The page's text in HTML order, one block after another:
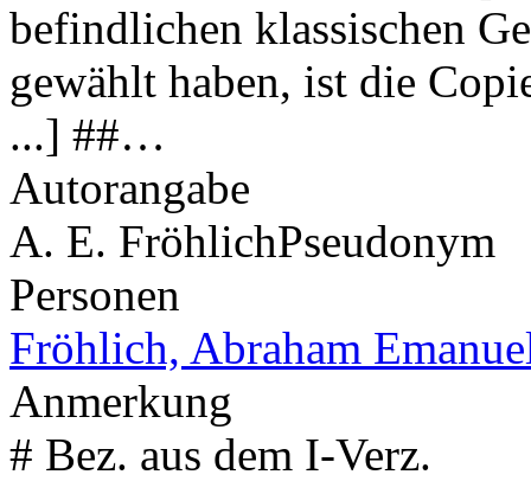
befindlichen klassischen
gewählt haben, ist die
...] ##…
Autorangabe
A. E. FröhlichPseudonym
Personen
Fröhlich, Abraham
Anmerkung
# Bez. aus dem I-Verz.